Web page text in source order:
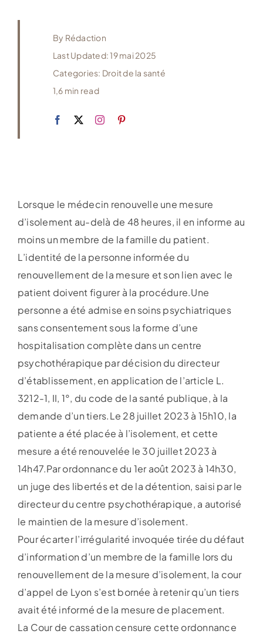
By Rédaction
Last Updated: 19 mai 2025
Categories: Droit de la santé
1,6 min read
Lorsque le médecin renouvelle une mesure
d’isolement au-delà de 48 heures, il en informe au
moins un membre de la famille du patient.
L’identité de la personne informée du
renouvellement de la mesure et son lien avec le
patient doivent figurer à la procédure.Une
personne a été admise en soins psychiatriques
sans consentement sous la forme d’une
hospitalisation complète dans un centre
psychothérapique par décision du directeur
d’établissement, en application de l’article L.
3212-1, II, 1°, du code de la santé publique, à la
demande d’un tiers.Le 28 juillet 2023 à 15h10, la
patiente a été placée à l’isolement, et cette
mesure a été renouvelée le 30 juillet 2023 à
14h47.Par ordonnance du 1er août 2023 à 14h30,
un juge des libertés et de la détention, saisi par le
directeur du centre psychothérapique, a autorisé
le maintien de la mesure d’isolement.
Pour écarter l’irrégularité invoquée tirée du défaut
d’information d’un membre de la famille lors du
renouvellement de la mesure d’isolement, la cour
d’appel de Lyon s’est bornée à retenir qu’un tiers
avait été informé de la mesure de placement.
La Cour de cassation censure cette ordonnance